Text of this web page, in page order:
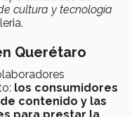
cultura y tecnología
Querétaro
los consumidores
contenido y las